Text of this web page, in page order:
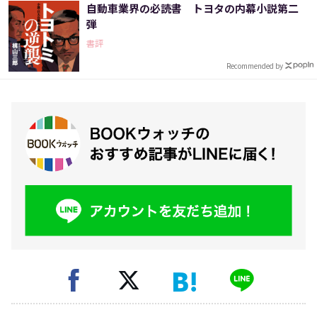
自動車業界の必読書 トヨタの内幕小説第二
弾
書評
Recommended by